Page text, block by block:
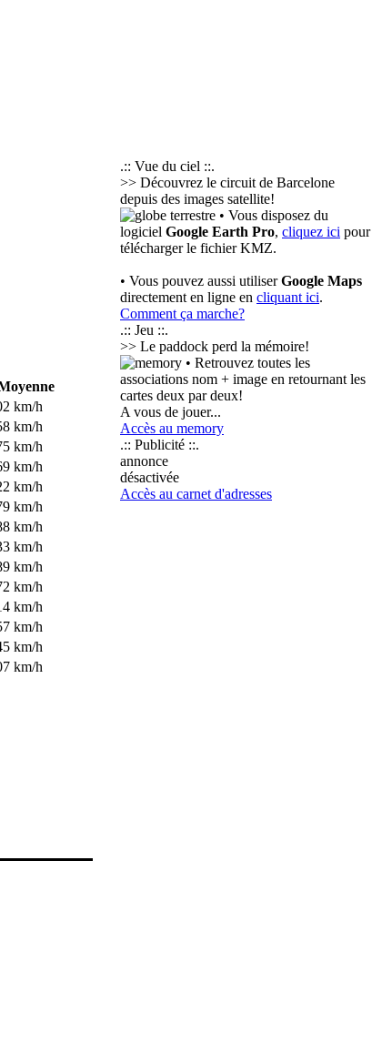
km/h
km/h
km/h
km/h
km/h
km/h
km/h
km/h
km/h
km/h
km/h
km/h
km/h
km/h
.:: Vue du ciel ::.
>> Découvrez le circuit de Barcelone
depuis des images satellite!
• Vous disposez du
logiciel Google Earth Pro, cliquez ici pour
télécharger le fichier KMZ.
• Vous pouvez aussi utiliserGoogle Maps
directement en ligne en cliquant ici.
Comment ça marche?
.:: Jeu ::.
>> Le paddock perd la mémoire!
• Retrouvez toutes les
associations nom + image en retournant les
cartes deux par deux!
A vous de jouer...
Accès au memory
.:: Publicité ::.
annonce
désactivée
Accès au carnet d'adresses